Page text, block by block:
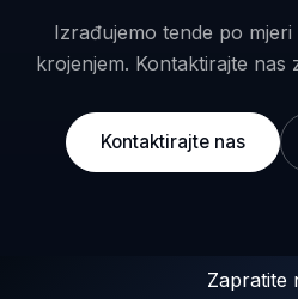
Izrađujemo tende po mjeri
krojenjem. Kontaktirajte nas
Kontaktirajte nas
Zapratite